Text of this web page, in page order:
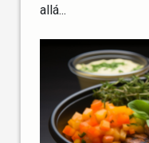
allá...